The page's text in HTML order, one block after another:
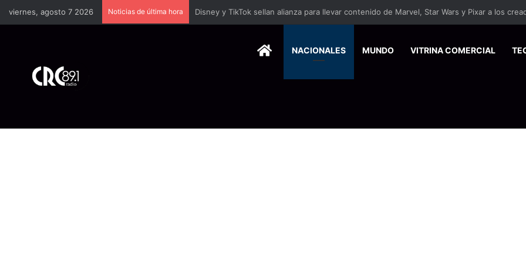
viernes, agosto 7 2026 Noticias de última hora TSE llevará a universitarios herramientas para enfrentar la desinformación en redes
HOMENACIONALES MUNDO VITRINA COMERCIAL